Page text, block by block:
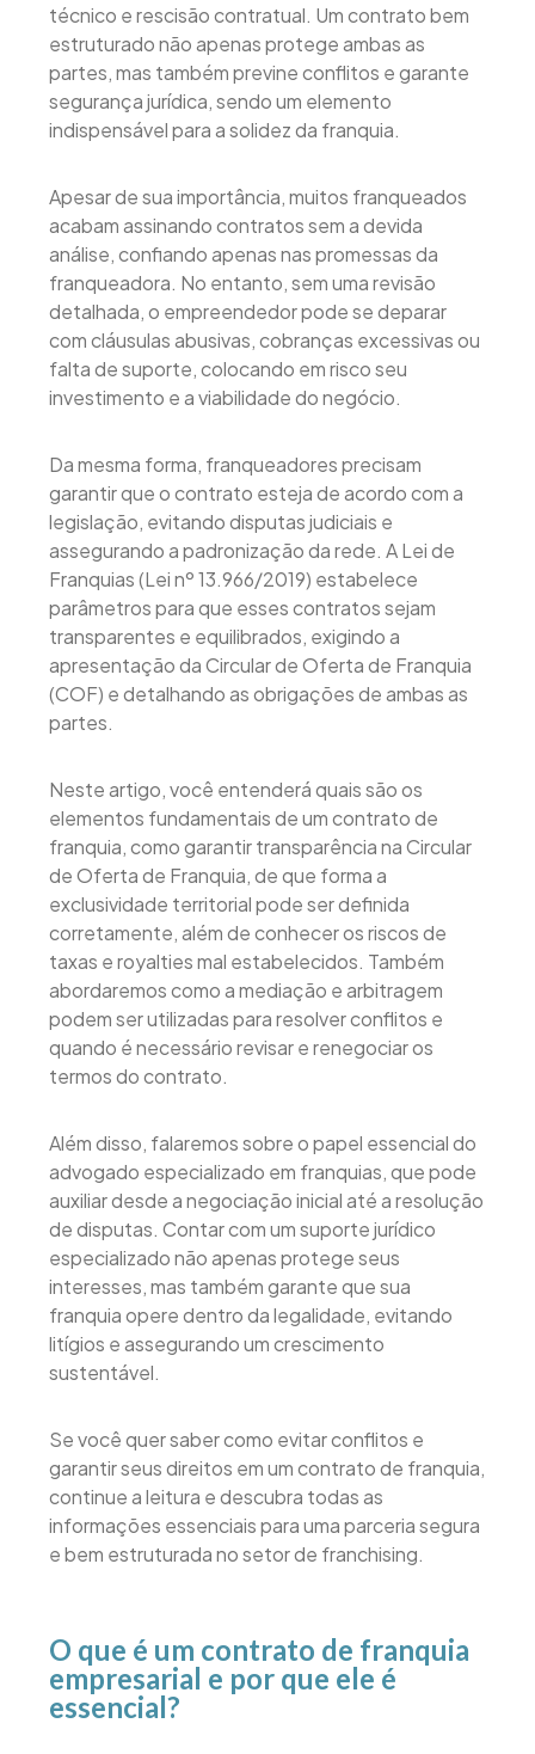
técnico e rescisão contratual. Um contrato bem
estruturado não apenas protege ambas as
partes, mas também previne conflitos e garante
segurança jurídica, sendo um elemento
indispensável para a solidez da franquia.
Apesar de sua importância, muitos franqueados
acabam assinando contratos sem a devida
análise, confiando apenas nas promessas da
franqueadora. No entanto, sem uma revisão
detalhada, o empreendedor pode se deparar
com cláusulas abusivas, cobranças excessivas ou
falta de suporte, colocando em risco seu
investimento e a viabilidade do negócio.
Da mesma forma, franqueadores precisam
garantir que o contrato esteja de acordo com a
legislação, evitando disputas judiciais e
assegurando a padronização da rede. A Lei de
Franquias (Lei nº 13.966/2019) estabelece
parâmetros para que esses contratos sejam
transparentes e equilibrados, exigindo a
apresentação da Circular de Oferta de Franquia
(COF) e detalhando as obrigações de ambas as
partes.
Neste artigo, você entenderá quais são os
elementos fundamentais de um contrato de
franquia, como garantir transparência na Circular
de Oferta de Franquia, de que forma a
exclusividade territorial pode ser definida
corretamente, além de conhecer os riscos de
taxas e royalties mal estabelecidos. Também
abordaremos como a mediação e arbitragem
podem ser utilizadas para resolver conflitos e
quando é necessário revisar e renegociar os
termos do contrato.
Além disso, falaremos sobre o papel essencial do
advogado especializado em franquias, que pode
auxiliar desde a negociação inicial até a resolução
de disputas. Contar com um suporte jurídico
especializado não apenas protege seus
interesses, mas também garante que sua
franquia opere dentro da legalidade, evitando
litígios e assegurando um crescimento
sustentável.
Se você quer saber como evitar conflitos e
garantir seus direitos em um contrato de franquia,
continue a leitura e descubra todas as
informações essenciais para uma parceria segura
e bem estruturada no setor de franchising.
O que é um contrato de franquia
empresarial e por que ele é
essencial?